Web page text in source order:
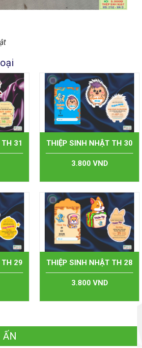
31 THIỆP SINH NHẬT TH 30
3.800 VND
TH 29 THIỆP SINH NHẬT TH 28
3.800 VND
ẤN